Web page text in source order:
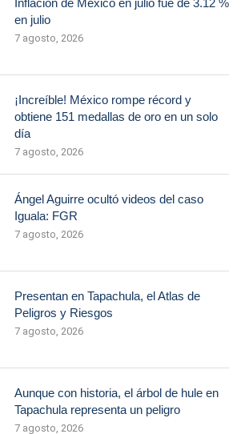
Inflación de México en julio fue de 3.12 %
en julio
7 agosto, 2026
¡Increíble! México rompe récord y
obtiene 151 medallas de oro en un solo
día
7 agosto, 2026
Ángel Aguirre ocultó videos del caso
Iguala: FGR
7 agosto, 2026
Presentan en Tapachula, el Atlas de
Peligros y Riesgos
7 agosto, 2026
Aunque con historia, el árbol de hule en
Tapachula representa un peligro
7 agosto, 2026